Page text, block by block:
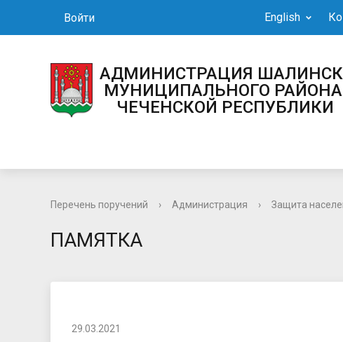
Войти English
АДМИНИСТРАЦИЯ
МУНИЦИПАЛЬНОГО РАЙОНА
ЧЕЧЕНСКОЙ РЕСПУБЛИКИ
Перечень поручений › Администрация › Защита
ПАМЯТКА
29.03.2021